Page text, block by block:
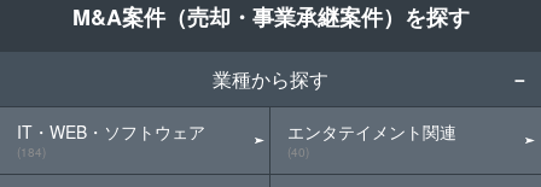
M&A案件（売却・事業承継案件）を探す
業種から探す
IT・WEB・ソフトウェア
(184)
エンタテイメント関連
(40)